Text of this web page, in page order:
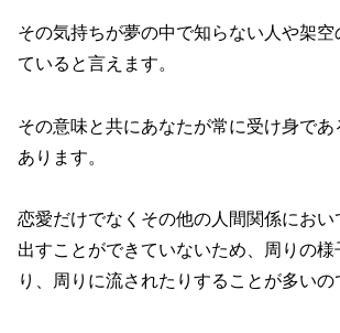
その気持ちが夢の中で知らない人や架空
ていると言えます。
その意味と共にあなたが常に受け身であ
あります。
恋愛だけでなくその他の人間関係におい
出すことができていないため、周りの様
り、周りに流されたりすることが多いの